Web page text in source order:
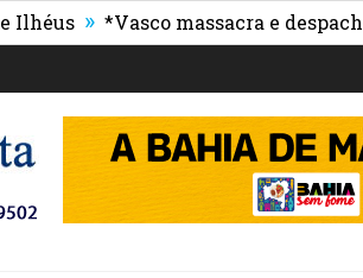
» *Vasco massacra e despacha o